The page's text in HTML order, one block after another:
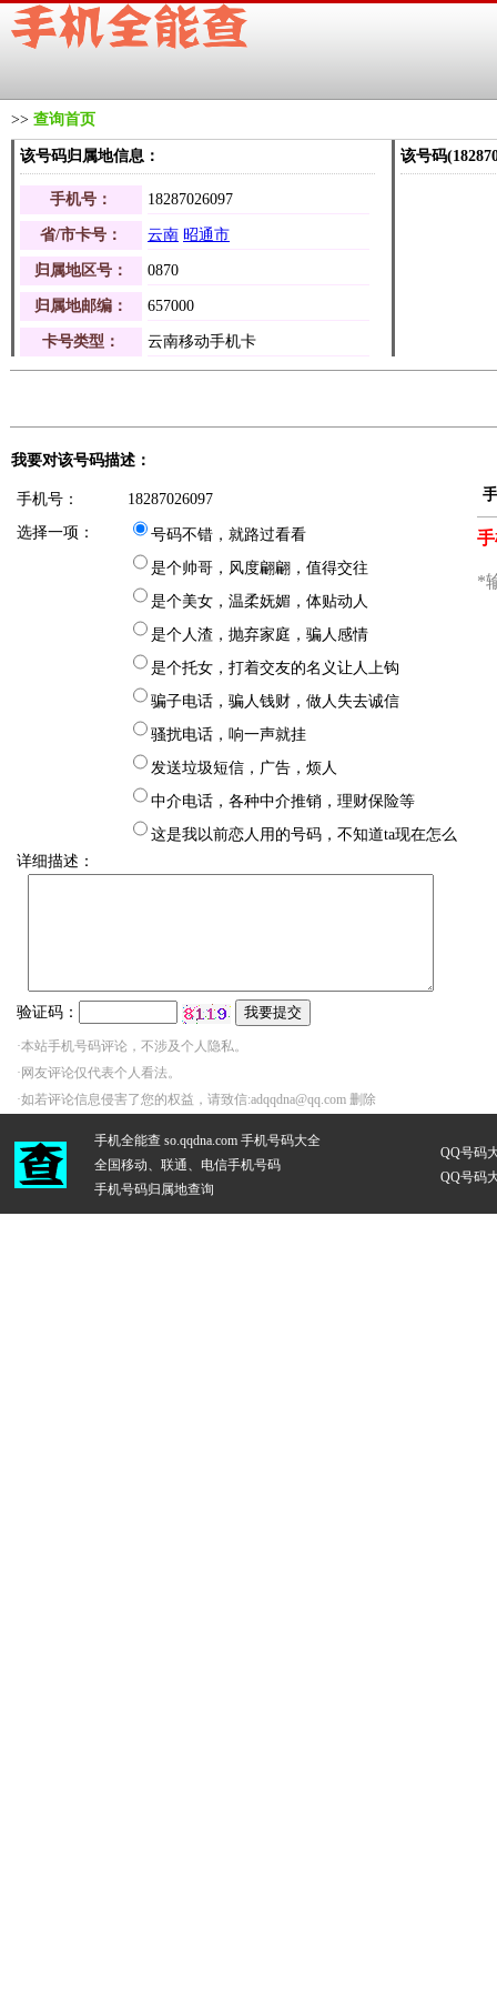
>> 查询首页
该号码归属地信息：
手机号： 18287026097
省/市卡号： 云南 昭通市
归属地区号： 0870
归属地邮编： 657000
卡号类型： 云南移动手机卡
该号码
我要对该号码描述：
手机号：
18287026097
选择一项：
号码不错，就路过看看
是个帅哥，风度翩翩，值得交往
是个美女，温柔妩媚，体贴动人
是个人渣，抛弃家庭，骗人感情
是个托女，打着交友的名义让人上钩
骗子电话，骗人钱财，做人失去诚信
骚扰电话，响一声就挂
发送垃圾短信，广告，烦人
中介电话，各种中介推销，理财保险等
这是我以前恋人用的号码，不知道ta现在怎么
详细描述：
验证码：
·本站手机号码评论，不涉及个人隐私。
·网友评论仅代表个人看法。
·如若评论信息侵害了您的权益，请致信:adqqdna@qq.com 删除
手机全能查 so.qqdna.com 手机号码大全
全国移动、联通、电信手机号码
手机号码归属地查询
QQ号码
QQ号码